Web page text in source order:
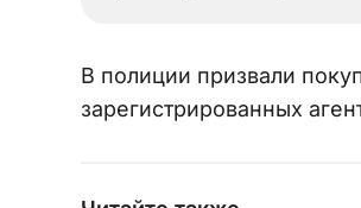
В полиции призвали
зарегистрированных